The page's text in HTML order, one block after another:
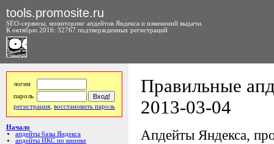
tools.promosite.ru
SEO-сервисы, мониторинг апдейтов Яндекса и изменений выдачи.
К октябрю 2016: 32767 подтвержденных регистраций
логин
пароль
регистрация восстановить пароль
Начало
апдейты базы Яндекса
апдейты ИКС по кнопке
Правильные
2013-03-04
Апдейты Яндекса,